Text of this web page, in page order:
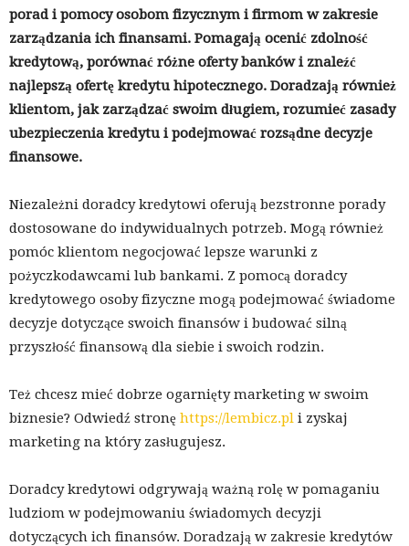
porad i pomocy osobom fizycznym i firmom w zakresie
zarządzania ich finansami. Pomagają ocenić zdolność
kredytową, porównać różne oferty banków i znaleźć
najlepszą ofertę kredytu hipotecznego. Doradzają również
klientom, jak zarządzać swoim długiem, rozumieć zasady
ubezpieczenia kredytu i podejmować rozsądne decyzje
finansowe.
Niezależni doradcy kredytowi oferują bezstronne porady
dostosowane do indywidualnych potrzeb. Mogą również
pomóc klientom negocjować lepsze warunki z
pożyczkodawcami lub bankami. Z pomocą doradcy
kredytowego osoby fizyczne mogą podejmować świadome
decyzje dotyczące swoich finansów i budować silną
przyszłość finansową dla siebie i swoich rodzin.
Też chcesz mieć dobrze ogarnięty marketing w swoim
biznesie? Odwiedź stronę https://lembicz.pl i zyskaj
marketing na który zasługujesz.
Doradcy kredytowi odgrywają ważną rolę w pomaganiu
ludziom w podejmowaniu świadomych decyzji
dotyczących ich finansów. Doradzają w zakresie kredytów